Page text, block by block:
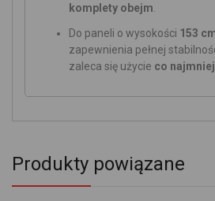
komplety obejm
Do paneli o wysokości 153
zapewnienia pełnej
zaleca się użycie co
Produkty powiązane